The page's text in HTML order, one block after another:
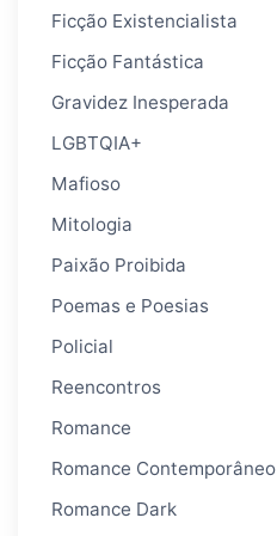
Ficção Existencialista
Ficção Fantástica
Gravidez Inesperada
LGBTQIA+
Mafioso
Mitologia
Paixão Proibida
Poemas e Poesias
Policial
Reencontros
Romance
Romance Contemporâneo
Romance Dark